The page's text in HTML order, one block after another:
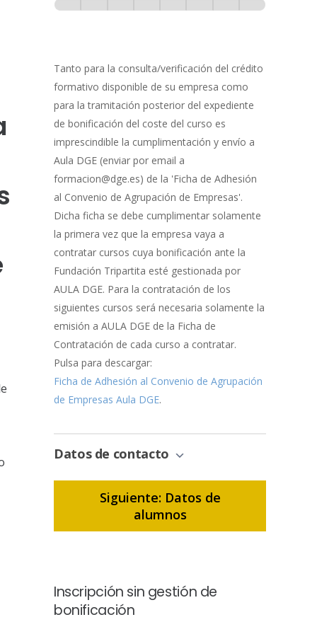
-
de
Bonificación
Tanto para la consulta/verificación del crédito
formativo disponible de su empresa como
para la tramitación posterior del expediente
de bonificación del coste del curso es
imprescindible la cumplimentación y envío a
Aula DGE (enviar por email a
formacion@dge.es) de la 'Ficha de Adhesión
al Convenio de Agrupación de Empresas'.
Dicha ficha se debe cumplimentar solamente
la primera vez que la empresa vaya a
contratar cursos cuya bonificación ante la
Fundación Tripartita esté gestionada por
AULA DGE. Para la contratación de los
siguientes cursos será necesaria solamente la
emisión a AULA DGE de la Ficha de
Contratación de cada curso a contratar.
Pulsa para descargar:
Ficha de Adhesión al Convenio de Agrupación
de Empresas Aula DGE.
Datos de contacto
Siguiente: Datos de
alumnos
Inscripción sin gestión de
bonificación